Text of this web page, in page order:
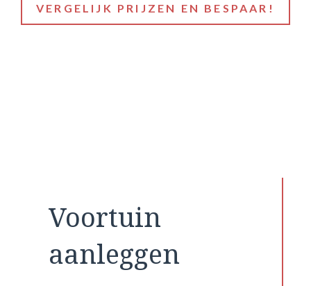
VERGELIJK PRIJZEN EN BESPAAR!
Voortuin
aanleggen